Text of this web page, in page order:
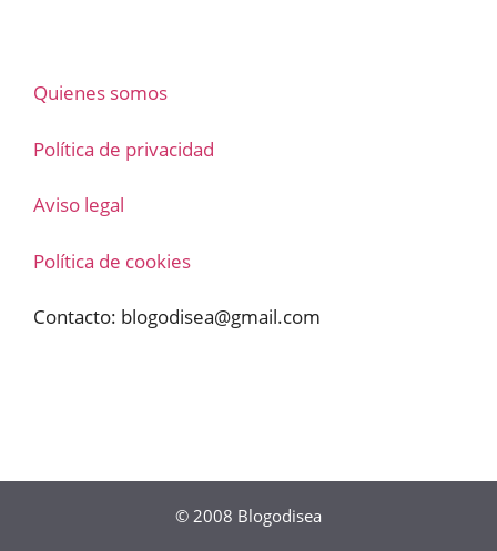
Quienes somos
Política de privacidad
Aviso legal
Política de cookies
Contacto: blogodisea@gmail.com
© 2008 Blogodisea